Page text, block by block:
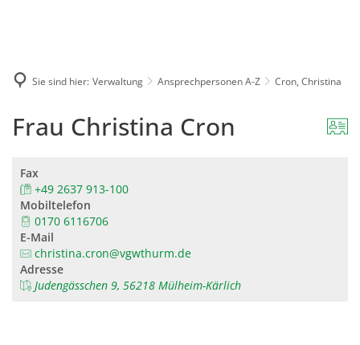
Sie sind hier: Verwaltung Ansprechpersonen A-Z Cron, Christina
Frau Christina Cron
Fax
+49 2637 913-100
Mobiltelefon
0170 6116706
E-Mail
christina.cron@vgwthurm.de
Adresse
Judengässchen 9, 56218 Mülheim-Kärlich